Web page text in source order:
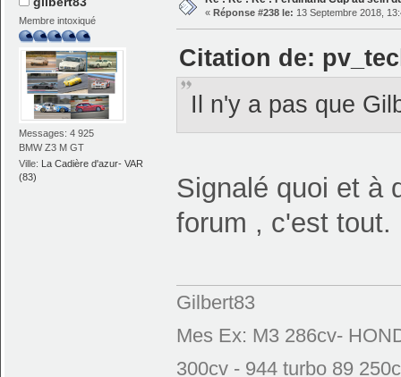
Membre intoxiqué
Messages: 4 925
BMW Z3 M GT
Ville: La Cadière d'azur- VAR
(83)
« Réponse #238 le: 13 Septembre 2018,
Citation de:
Il n'y a pas que
Signalé quoi et à
forum , c'est tout.
Gilbert83
Mes Ex: M3 286cv-
300cv - 944 turbo 89